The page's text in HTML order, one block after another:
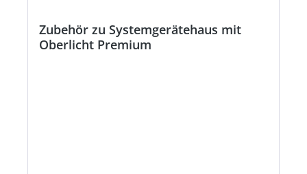
Zubehör zu Systemgerätehaus mit
Oberlicht Premium